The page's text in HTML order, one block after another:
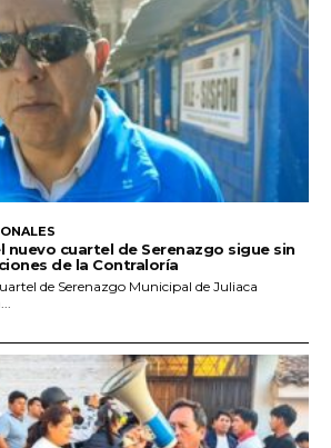
nuevo cuartel de Serenazgo sigue sin
de la Contraloría
de Serenazgo Municipal de Juliaca